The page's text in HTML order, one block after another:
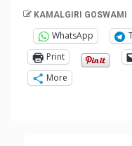
KAMALGIRI GOSWAMI
WhatsApp
Print
More